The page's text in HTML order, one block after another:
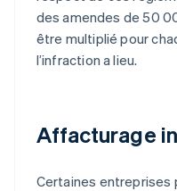
des amendes de 50
être multiplié pour
l’infraction a lieu.
Affacturage
Certaines